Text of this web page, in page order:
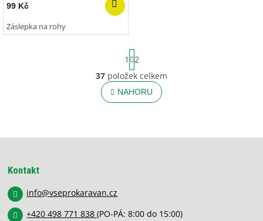
99 Kč
Záslepka na rohy
O
v
l
a
y
S
t
r
á
n
k
1
2
37 položek celkem
NAHORU
Kontakt
info@vseprokaravan.cz
+420 498 771 838(PO-PÁ: 8:00 do 15:00)